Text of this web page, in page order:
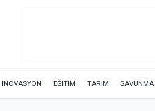
İNOVASYON EĞİTİM TARIM SAVUNMA